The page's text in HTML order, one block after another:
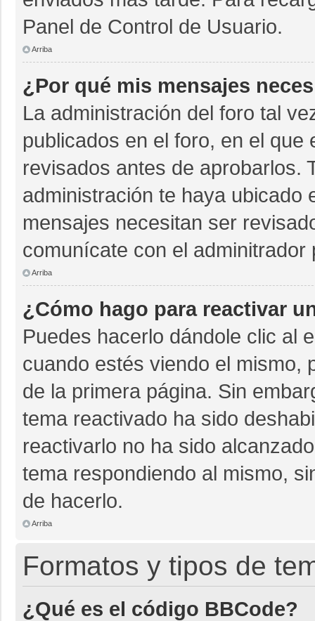
Panel de Control de Usuario.
Arriba
¿Por qué mis mensajes
La administración del foro tal
publicados en el foro, en el
revisados antes de aprobarlos.
administración te haya ubicado
mensajes necesitan ser
comunícate con el
Arriba
¿Cómo hago para reactivar
Puedes hacerlo dándole clic al
cuando estés viendo el mismo,
de la primera página. Sin
tema reactivado ha sido
reactivarlo no ha sido
tema respondiendo al mismo,
de hacerlo.
Arriba
Formatos y tipos de
¿Qué es el código BBCode?